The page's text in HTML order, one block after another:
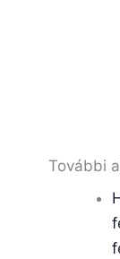
További